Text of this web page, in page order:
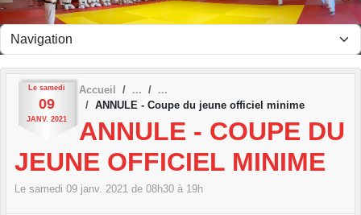
Le samedi
09
JANV. 2021
Accueil
ANNULE - Coupe du jeune officiel minime
ANNULE - COUPE DU
JEUNE OFFICIEL MINIME
Le samedi 09 janv. 2021 de 08h30 à 19h